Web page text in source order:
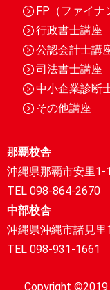
FP（ファイナ
行政書士講座
公認会計士講
司法書士講座
中小企業診断
その他講座
那覇校舎
沖縄県那覇市安里1-
TEL 098-864-2670
中部校舎
沖縄県沖縄市諸見
TEL 098-931-1661
Copyright ©2019